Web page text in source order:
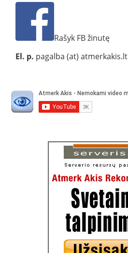
Rašyk FB žinutę
El. p. pagalba (at) atmerkakis.lt